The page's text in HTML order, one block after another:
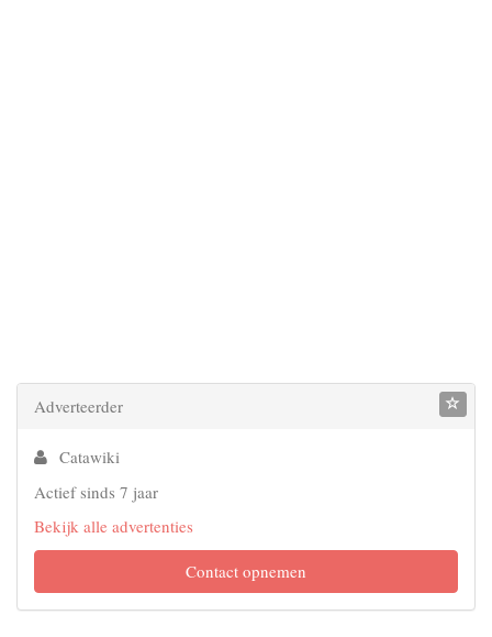
Adverteerder
Catawiki
Actief sinds 7 jaar
Bekijk alle advertenties
Contact opnemen